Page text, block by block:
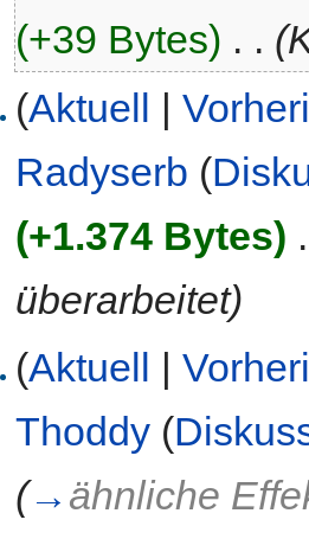
(+39 Bytes) . .
(Aktuell |
Radyserb (
(+1.374 Bytes)
überarbeitet)
(Aktuell |
Thoddy (
(→ ähnliche